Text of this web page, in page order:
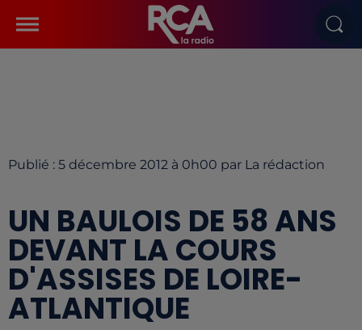
Publié : 5 décembre 2012 à 0h00 par La rédaction
UN BAULOIS DE 58 ANS
DEVANT LA COURS
D'ASSISES DE LOIRE-
ATLANTIQUE